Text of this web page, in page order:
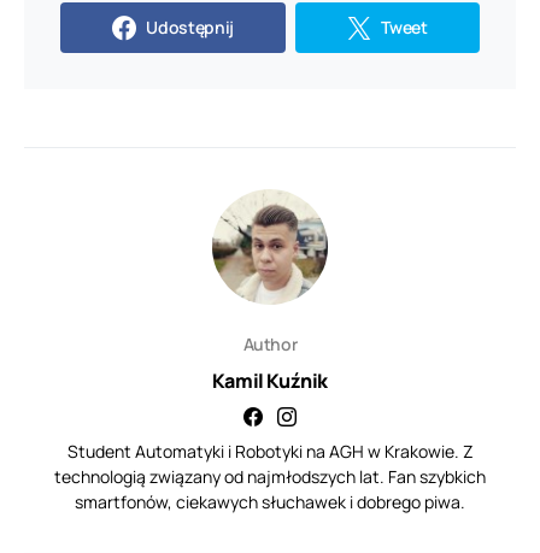
Udostępnij Tweet
Author
Kamil Kuźnik
Student Automatyki i Robotyki na AGH w Krakowie. Z
technologią związany od najmłodszych lat. Fan szybkich
smartfonów, ciekawych słuchawek i dobrego piwa.